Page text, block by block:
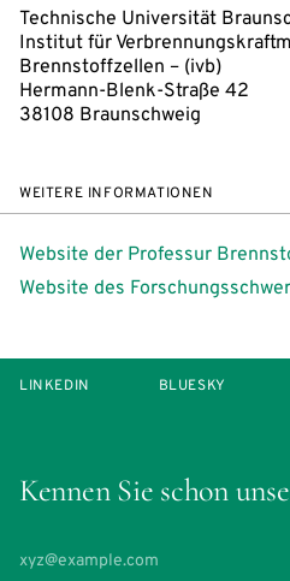
Technische Universität
Institut für
Brennstoffzellen – (ivb)
Hermann-Blenk-Straße 42
38108 Braunschweig
WEITERE INFORMATIONEN
Website der Professur
Website des
Kennen Sie schon
LINKEDIN BLUESKY